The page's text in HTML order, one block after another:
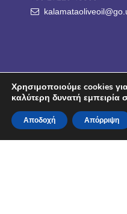
Χρησιμοποιούμε cookies
καλύτερη δυνατή εμπειρία
Αποδοχή Απόρριψη